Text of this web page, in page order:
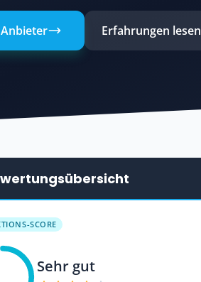
Erfahrungen lesen
SCORE
Sehr gut